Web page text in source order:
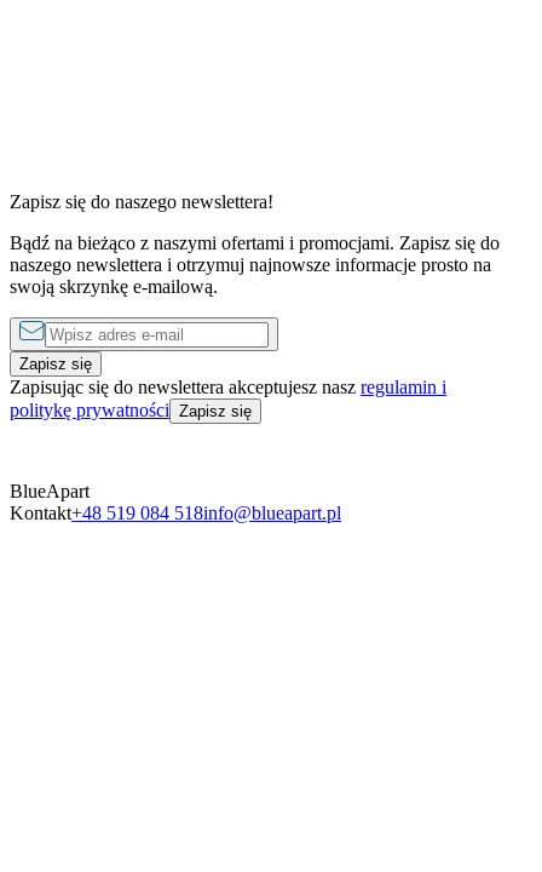
2 sypialnie
od200 złdo650 złza noc
2
od
Zapisz się do naszego newslettera!
Bądź na bieżąco z naszymi ofertami i promocjami. Zapisz się do
naszego newslettera i otrzymuj najnowsze informacje prosto na
swoją skrzynkę e-mailową.
Zapisz się
Zapisując się do newslettera akceptujesz nasz regulamin i
politykę prywatności Zapisz się
BlueApart
Kontakt+48 519 084 518info@blueapart.pl